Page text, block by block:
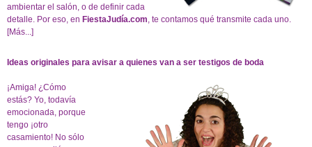
ambientar el salón, o de definir cada
detalle. Por eso, en FiestaJudía.com, te contamos qué transmite cada uno.
[Más...]
Ideas originales para avisar a quienes van a ser testigos de boda
¡Amiga! ¿Cómo
estás? Yo, todavía
emocionada, porque
tengo ¡otro
casamiento! No sólo